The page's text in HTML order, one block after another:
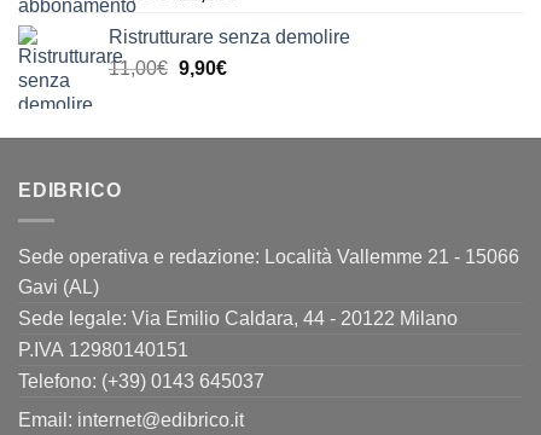
originale
era:
attuale
Ristrutturare senza demolire
11,00€ Il
era:
9,90€Il
è:
EDIBRICO
Sede operativa e redazione: Località Vallemme 21 - 15066
Gavi (AL)
Sede legale: Via Emilio Caldara, 44 - 20122 Milano
P.IVA 12980140151
Telefono: (+39) 0143 645037
Email: internet@edibrico.it